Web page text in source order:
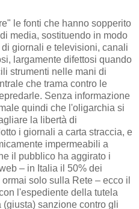
le fonti che hanno sopperito
media, sostituendo in modo
giornali e televisioni, canali
largamente difettosi quando
strumenti nelle mani di
che trama contro le
Senza informazione
quindi che l'oligarchia si
la libertà di
i giornali a carta straccia, e
impermeabili a
il pubblico ha aggirato i
– in Italia il 50% dei
solo sulla Rete – ecco il
l'espediente della tutela
sanzione contro gli